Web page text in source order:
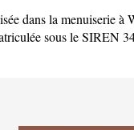
dans la menuiserie à
sous le SIREN